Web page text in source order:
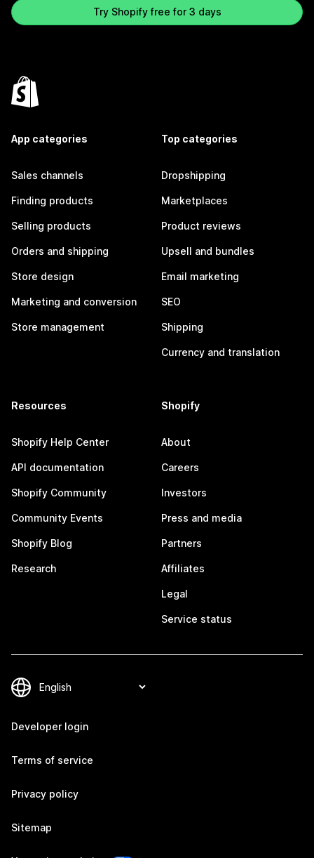
Try Shopify free for 3 days
App categories
Sales channels
Finding products
Selling products
Orders and shipping
Store design
Marketing and conversion
Store management
Top categories
Dropshipping
Marketplaces
Product reviews
Upsell and bundles
Email marketing
SEO
Shipping
Currency and translation
Resources
Shopify Help Center
API documentation
Shopify Community
Community Events
Shopify Blog
Research
Shopify
About
Careers
Investors
Press and media
Partners
Affiliates
Legal
Service status
Developer login
Terms of service
Privacy policy
Sitemap